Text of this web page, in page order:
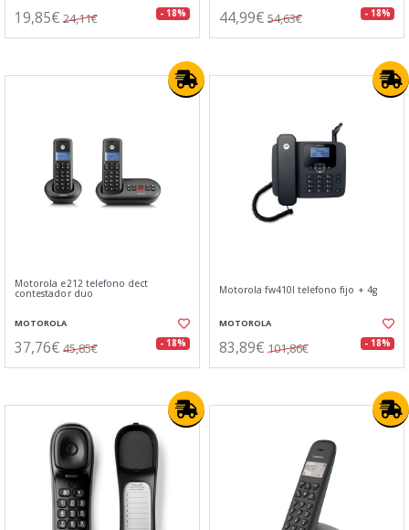
19,85€ 24,11€ - 18% 44,99€ 54,63€ - 18%
Motorola e212 telefono dect
contestador duo
MOTOROLA
37,76€ 45,85€ - 18%
Motorola fw410l telefono fijo + 4g
MOTOROLA
83,89€ 101,86€ - 18%